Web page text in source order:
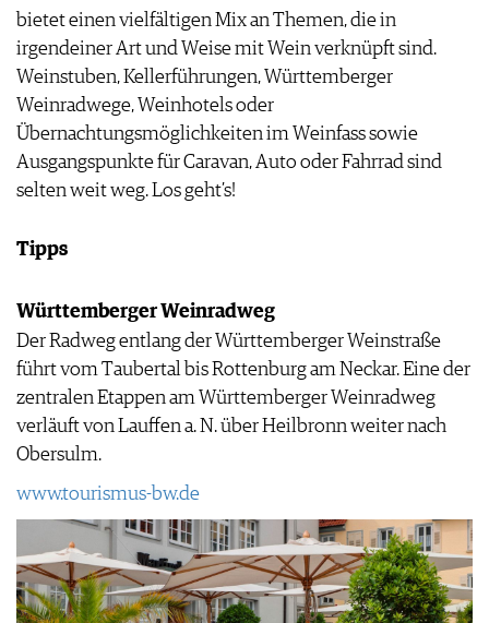
bietet einen vielfältigen Mix an Themen, die in
irgendeiner Art und Weise mit Wein verknüpft sind.
Weinstuben, Kellerführungen, Württemberger
Weinradwege, Weinhotels oder
Übernachtungsmöglichkeiten im Weinfass sowie
Ausgangspunkte für Caravan, Auto oder Fahrrad sind
selten weit weg. Los geht’s!
Tipps
Württemberger Weinradweg
Der Radweg entlang der Württemberger Weinstraße
führt vom Taubertal bis Rottenburg am Neckar. Eine der
zentralen Etappen am Württemberger Weinradweg
verläuft von Lauffen a. N. über Heilbronn weiter nach
Obersulm.
www.tourismus-bw.de